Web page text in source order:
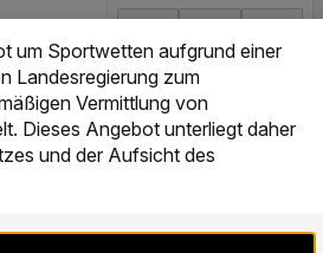
um Sportwetten aufgrund einer
Landesregierung zum
Vermittlung von
Dieses Angebot unterliegt daher
und der Aufsicht des